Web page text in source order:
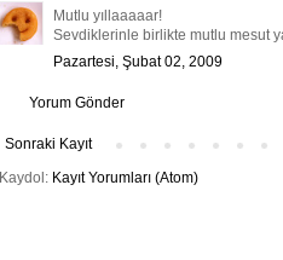
Mutlu yıllaaaaar!
Sevdiklerinle birlikte mutlu mesut
Pazartesi, Şubat 02, 2009
Yorum Gönder
Sonraki Kayıt
Kaydol: Kayıt Yorumları (Atom)